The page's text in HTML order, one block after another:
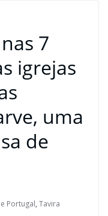
7
igrejas
uma
de
Portugal, Tavira